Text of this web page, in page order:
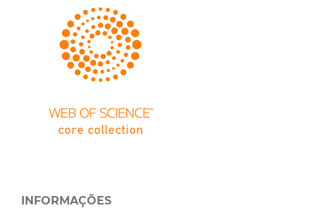
INFORMAÇÕES